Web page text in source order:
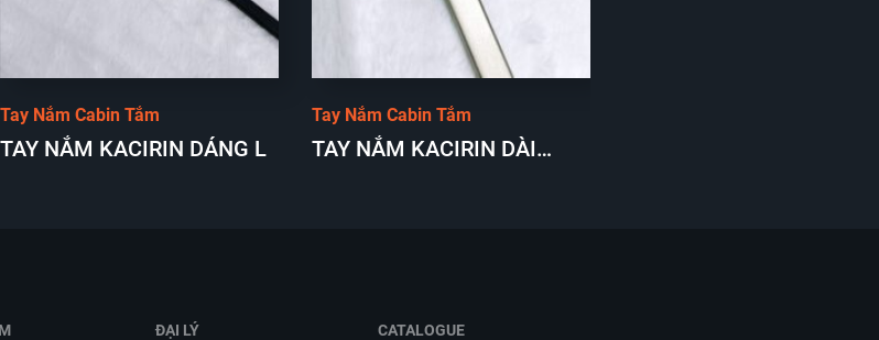
Tay Nắm Cabin Tắm
TAY NẮM KACIRIN DÁNG L
Tay Nắm Cabin Tắm
TAY NẮM KACIRIN DÀI
ĐẠI LÝ CATALOGUE